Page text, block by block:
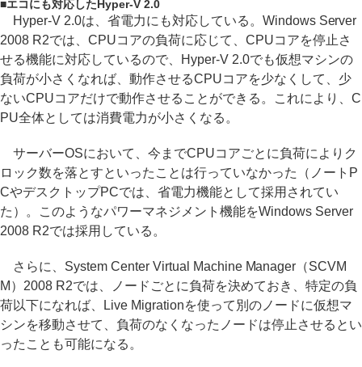
■エコにも対応したHyper-V 2.0
Hyper-V 2.0は、省電力にも対応している。Windows Server
2008 R2では、CPUコアの負荷に応じて、CPUコアを停止さ
せる機能に対応しているので、Hyper-V 2.0でも仮想マシンの
負荷が小さくなれば、動作させるCPUコアを少なくして、少
ないCPUコアだけで動作させることができる。これにより、C
PU全体としては消費電力が小さくなる。
サーバーOSにおいて、今までCPUコアごとに負荷によりク
ロック数を落とすといったことは行っていなかった（ノートP
CやデスクトップPCでは、省電力機能として採用されてい
た）。このようなパワーマネジメント機能をWindows Server
2008 R2では採用している。
さらに、System Center Virtual Machine Manager（SCVM
M）2008 R2では、ノードごとに負荷を決めておき、特定の負
荷以下になれば、Live Migrationを使って別のノードに仮想マ
シンを移動させて、負荷のなくなったノードは停止させるとい
ったことも可能になる。